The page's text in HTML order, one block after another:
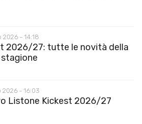
2026 - 14:18
2026/27: tutte le novità della
2026 - 16:03
Listone Kickest 2026/27